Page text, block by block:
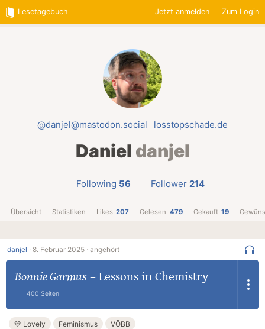
Lesetagebuch Jetzt anmelden Zum Login
@danjel@mastodon.social losstopschade.de
Daniel danjel
Following 56 Follower 214
Übersicht Statistiken Likes 207 Gelesen 479 Gekauft 19
danjel · 8. Februar 2025 · angehört
Bonnie Garmus – Lessons in Chemistry
400 Seiten
💛 Lovely Feminismus VÖBB